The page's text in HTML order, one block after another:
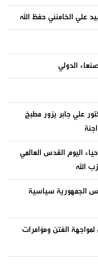
علي الخامنئي حفظ الله
الدولي
علي جابر يزور مطبخ
اليوم القدس العالمي
الله
الجمهورية سياسية
الفتن ومؤامرات